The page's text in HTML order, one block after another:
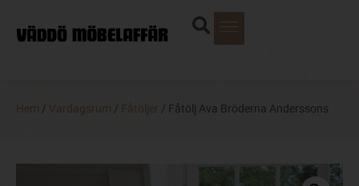
Hem / Vardagsrum / Fåtöljer / Fåtölj Ava Bröderna Anderssons